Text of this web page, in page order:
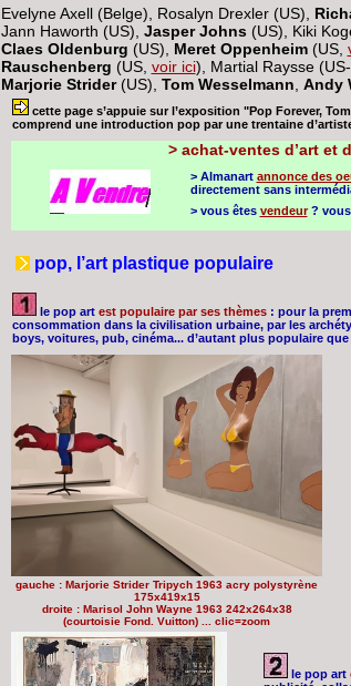
Evelyne Axell (Belge), Rosalyn Drexler (US),
Jann Haworth (US), Jasper Johns(US), Kiki
Claes Oldenburg (US), Meret Oppenheim(US,
Rauschenberg (US, voir ici), Martial Raysse (US-
Marjorie Strider(US), Tom Wesselmann Andy
cette page s’appuie sur l’exposition "Pop Forever,
comprend une introduction pop par une trentaine
> achat-ventes d’art et
> Almanart annonce des
directement sans
> vous êtes vendeur? vous
pop, l’art plastique populaire
le pop art est populaire par ses thèmes: pour la
consommation dans la civilisation urbaine, par les
boys, voitures, pub, cinéma... d’autant plus populaire
gauche : Marjorie Strider Tripych 1963 acry polystyrène
175x419x15
droite : Marisol John Wayne 1963 242x264x38
(courtoisie Fond. Vuitton) ... clic=zoom
le pop art